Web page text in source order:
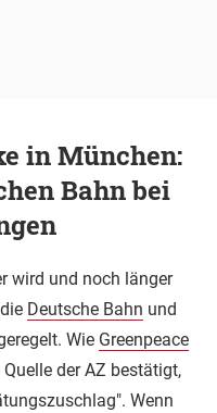
in München:
Bahn bei
wird und noch länger
Deutsche Bahn und
Wie Greenpeace
der AZ bestätigt,
Wenn